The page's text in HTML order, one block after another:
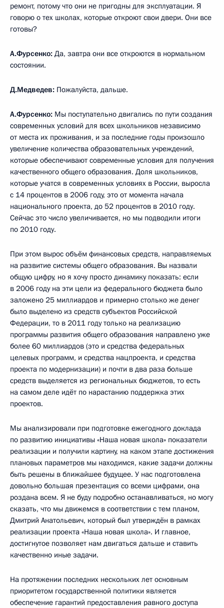
ремонт, потому что они не пригодны для эксплуатации. Я
говорю о тех школах, которые откроют свои двери. Они все
готовы?
А.Фурсенко: Да, завтра они все откроются в нормальном
состоянии.
Д.Медведев: Пожалуйста, дальше.
А.Фурсенко: Мы поступательно двигались по пути создания
современных условий для всех школьников независимо
от места их проживания, и за последние годы произошло
увеличение количества образовательных учреждений,
которые обеспечивают современные условия для получения
качественного общего образования. Доля школьников,
которые учатся в современных условиях в России, выросла
с 14 процентов в 2006 году, это от момента начала
национального проекта, до 52 процентов в 2010 году.
Сейчас это число увеличивается, но мы подводили итоги
по 2010 году.
При этом вырос объём финансовых средств, направляемых
на развитие системы общего образования. Вы назвали
общую цифру, но я хочу просто динамику показать: если
в 2006 году на эти цели из федерального бюджета было
заложено 25 миллиардов и примерно столько же денег
было выделено из средств субъектов Российской
Федерации, то в 2011 году только на реализацию
программы развития общего образования направлено уже
более 60 миллиардов (это и средства федеральных
целевых программ, и средства нацпроекта, и средства
проекта по модернизации) и почти в два раза больше
средств выделяется из региональных бюджетов, то есть
на самом деле идёт по нарастанию поддержка этих
проектов.
Мы анализировали при подготовке ежегодного доклада
по развитию инициативы «Наша новая школа» показатели
реализации и получили картину, на каком этапе достижения
плановых параметров мы находимся, какие задачи должны
быть решены в ближайшее будущее. У нас подготовлена
довольно большая презентация со всеми цифрами, она
роздана всем. Я не буду подробно останавливаться, но могу
сказать, что мы движемся в соответствии с тем планом,
Дмитрий Анатольевич, который был утверждён в рамках
реализации проекта «Наша новая школа». И главное,
достигнутое позволяет нам двигаться дальше и ставить
качественно иные задачи.
На протяжении последних нескольких лет основным
приоритетом государственной политики является
обеспечение гарантий предоставления равного доступа